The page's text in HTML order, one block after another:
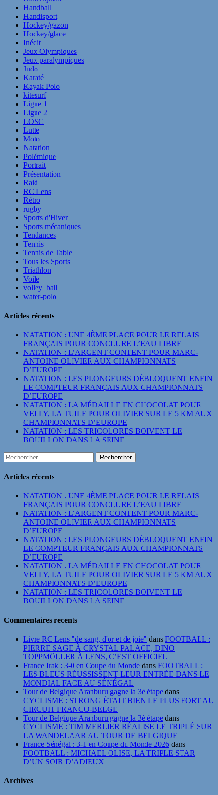
Handball
Handisport
Hockey/gazon
Hockey/glace
Inédit
Jeux Olympiques
Jeux paralympiques
Judo
Karaté
Kayak Polo
kitesurf
Ligue 1
Ligue 2
LOSC
Lutte
Moto
Natation
Polémique
Portrait
Présentation
Raid
RC Lens
Rétro
rugby
Sports d'Hiver
Sports mécaniques
Tendances
Tennis
Tennis de Table
Tous les Sports
Triathlon
Voile
volley_ball
water-polo
Articles récents
NATATION : UNE 4ÈME PLACE POUR LE RELAIS
FRANÇAIS POUR CONCLURE L’EAU LIBRE
NATATION : L’ARGENT CONTENT POUR MARC-
ANTOINE OLIVIER AUX CHAMPIONNATS
D’EUROPE
NATATION : LES PLONGEURS DÉBLOQUENT ENFIN
LE COMPTEUR FRANÇAIS AUX CHAMPIONNATS
D’EUROPE
NATATION : LA MÉDAILLE EN CHOCOLAT POUR
VELLY, LA TUILE POUR OLIVIER SUR LE 5 KM AUX
CHAMPIONNATS D’EUROPE
NATATION : LES TRICOLORES BOIVENT LE
BOUILLON DANS LA SEINE
Rechercher :
Articles récents
NATATION : UNE 4ÈME PLACE POUR LE RELAIS
FRANÇAIS POUR CONCLURE L’EAU LIBRE
NATATION : L’ARGENT CONTENT POUR MARC-
ANTOINE OLIVIER AUX CHAMPIONNATS
D’EUROPE
NATATION : LES PLONGEURS DÉBLOQUENT ENFIN
LE COMPTEUR FRANÇAIS AUX CHAMPIONNATS
D’EUROPE
NATATION : LA MÉDAILLE EN CHOCOLAT POUR
VELLY, LA TUILE POUR OLIVIER SUR LE 5 KM AUX
CHAMPIONNATS D’EUROPE
NATATION : LES TRICOLORES BOIVENT LE
BOUILLON DANS LA SEINE
Commentaires récents
Livre RC Lens "de sang, d'or et de joie" dans FOOTBALL :
PIERRE SAGE À CRYSTAL PALACE, DINO
TOPPMÖLLER À LENS, C’EST OFFICIEL
France Irak : 3-0 en Coupe du Monde dans FOOTBALL :
LES BLEUS RÉUSSISSENT LEUR ENTRÉE DANS LE
MONDIAL FACE AU SÉNÉGAL
Tour de Belgique Aranburu gagne la 3è étape dans
CYCLISME : STRONG ÉTAIT BIEN LE PLUS FORT AU
CIRCUIT FRANCO-BELGE
Tour de Belgique Aranburu gagne la 3è étape dans
CYCLISME : TIM MERLIER RÉALISE LE TRIPLÉ SUR
LA WANDELAAR AU TOUR DE BELGIQUE
France Sénégal : 3-1 en Coupe du Monde 2026 dans
FOOTBALL : MICHAEL OLISE, LA TRIPLE STAR
D’UN SOIR D’ADIEUX
Archives